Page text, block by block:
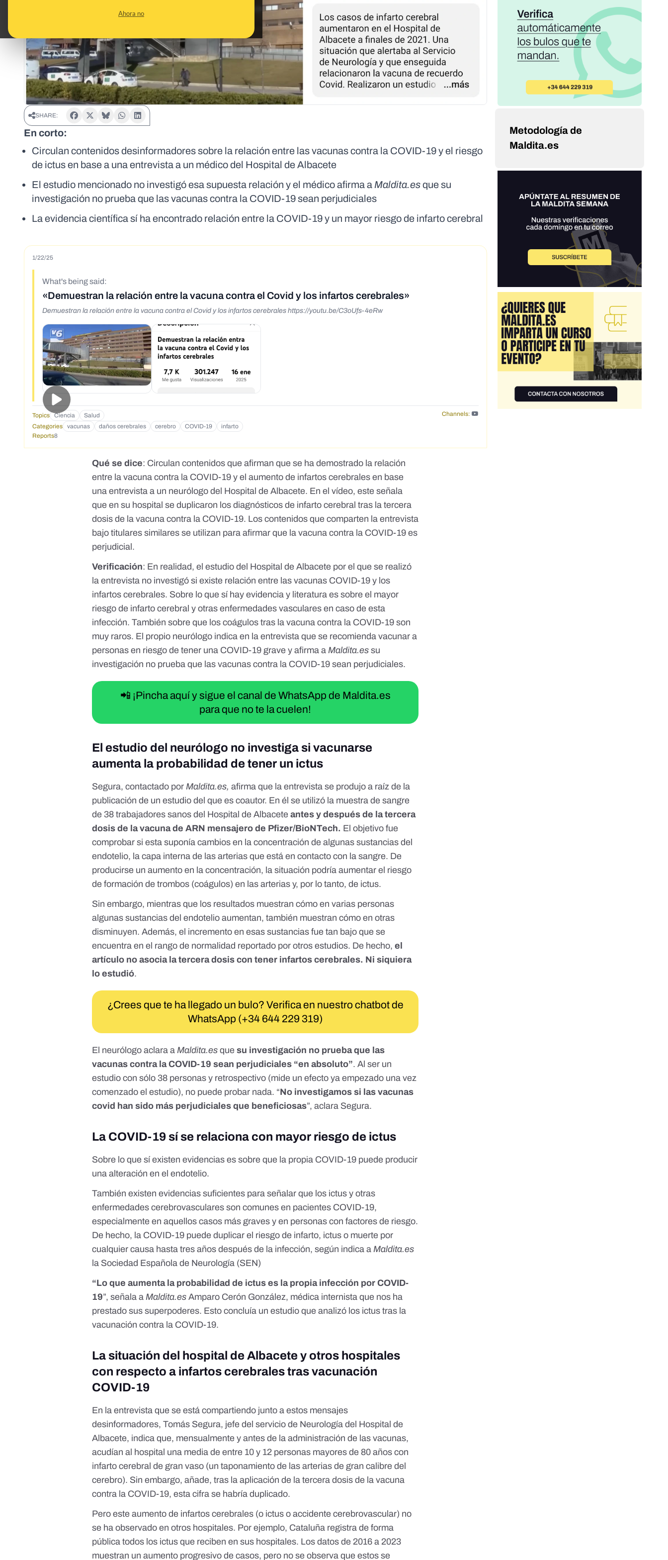
Ahora no
SHARE:
En corto:
Circulan contenidos desinformadores sobre la relación entre las vacunas contra la COVID-19 y el riesgo
de ictus en base a una entrevista a un médico del Hospital de Albacete
El estudio mencionado no investigó esa supuesta relación y el médico afirma a Maldita.esque su
investigación no prueba que las vacunas contra la COVID-19 sean perjudiciales
La evidencia científica sí ha encontrado relación entre la COVID-19 y un mayor riesgo de infarto cerebral
1/22/25
What's being said:
«Demuestran la relación entre la vacuna contra el Covid y los infartos cerebrales»
Demuestran la relación entre la vacuna contra el Covid y los infartos cerebrales https://youtu.be/C3oUfs-4eRw
Topics Ciencia Salud
Channels:
Categories
vacunas daños cerebrales cerebro COVID-19
infarto
Reports8
Qué se dice: Circulan contenidos que afirman que se ha demostrado la relación
entre la vacuna contra la COVID-19 y el aumento de infartos cerebrales en base
una entrevista a un neurólogo del Hospital de Albacete. En el vídeo, este señala
que en su hospital se duplicaron los diagnósticos de infarto cerebral tras la tercera
dosis de la vacuna contra la COVID-19. Los contenidos que comparten la entrevista
bajo titulares similares se utilizan para afirmar que la vacuna contra la COVID-19 es
perjudicial.
Verificación: En realidad, el estudio del Hospital de Albacete por el que se realizó
la entrevista no investigó si existe relación entre las vacunas COVID-19 y los
infartos cerebrales. Sobre lo que sí hay evidencia y literatura es sobre el mayor
riesgo de infarto cerebral y otras enfermedades vasculares en caso de esta
infección. También sobre que los coágulos tras la vacuna contra la COVID-19 son
muy raros. El propio neurólogo indica en la entrevista que se recomienda vacunar a
personas en riesgo de tener una COVID-19 grave y afirma aMaldita.es su
investigación no prueba que las vacunas contra la COVID-19 sean perjudiciales.
📲 ¡Pincha aquí y sigue el canal de WhatsApp de Maldita.es
para que no te la cuelen!
El estudio del neurólogo no investiga si vacunarse
aumenta la probabilidad de tener un ictus
Segura, contactado porMaldita.es, afirma que la entrevista se produjo a raíz de la
publicación de un estudio del que es coautor. En él se utilizó la muestra de sangre
de 38 trabajadores sanos del Hospital de Albacete antes y después de la tercera
dosis de la vacuna de ARN mensajero de Pfizer/BioNTech. El objetivo fue
comprobar si esta suponía cambios en la concentración de algunas sustancias del
endotelio, la capa interna de las arterias que está en contacto con la sangre. De
producirse un aumento en la concentración, la situación podría aumentar el riesgo
de formación de trombos (coágulos) en las arterias y, por lo tanto, de ictus.
Sin embargo, mientras que los resultados muestran cómo en varias personas
algunas sustancias del endotelio aumentan, también muestran cómo en otras
disminuyen. Además, el incremento en esas sustancias fue tan bajo que se
encuentra en el rango de normalidad reportado por otros estudios. De hecho,el
artículo no asocia la tercera dosis con tener infartos cerebrales. Ni siquiera
lo estudió.
¿Crees que te ha llegado un bulo? Verifica en nuestro chatbot de
WhatsApp (+34 644 229 319)
El neurólogo aclara aMaldita.es que su investigación no prueba que las
vacunas contra la COVID-19 sean perjudiciales “en absoluto”. Al ser un
estudio con sólo 38 personas y retrospectivo (mide un efecto ya empezado una vez
comenzado el estudio), no puede probar nada. “No investigamos si las vacunas
covid han sido más perjudiciales que beneficiosas”, aclara Segura.
La COVID-19 sí se relaciona con mayor riesgo de ictus
Sobre lo que síexisten evidencias es sobre que la propia COVID-19 puede producir
una alteración en el endotelio.
También existen evidencias suficientes para señalar que los ictus y otras
enfermedades cerebrovasculares son comunes en pacientes COVID-19,
especialmente en aquellos casos más graves y en personas con factores de riesgo.
De hecho, la COVID-19 puede duplicar el riesgo de infarto, ictus o muerte por
cualquier causa hasta tres años después de la infección, según indica aMaldita.es
la Sociedad Española de Neurología (SEN)
“Lo que aumenta laprobabilidad de ictus es la propia infección por COVID-
19”, señala aMaldita.es Amparo Cerón González, médica internista que nos ha
prestado sus superpoderes. Esto concluía un estudio que analizó los ictus tras la
vacunación contra la COVID-19.
La situación del hospital de Albacete y otros hospitales
con respecto a infartos cerebrales tras vacunación
COVID-19
En la entrevista que se está compartiendo junto a estos mensajes
desinformadores, Tomás Segura, jefe del servicio de Neurología del Hospital de
Albacete, indica que, mensualmente y antes de la administración de las vacunas,
acudían al hospital una media de entre 10 y 12 personas mayores de 80 años con
infarto cerebral de gran vaso (un taponamiento de las arterias de gran calibre del
cerebro). Sin embargo, añade, tras la aplicación de la tercera dosis de la vacuna
contra la COVID-19, esta cifra se habría duplicado.
Pero este aumento de infartos cerebrales (o ictus o accidente cerebrovascular) no
se ha observado en otros hospitales. Por ejemplo, Cataluña registra de forma
públicatodos los ictus que reciben en sus hospitales. Los datos de 2016 a 2023
muestran un aumento progresivo de casos, pero no se observa que estos se
Metodología de
Maldita.es